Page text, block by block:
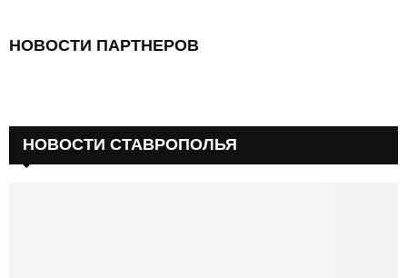
НОВОСТИ ПАРТНЕРОВ
НОВОСТИ СТАВРОПОЛЬЯ